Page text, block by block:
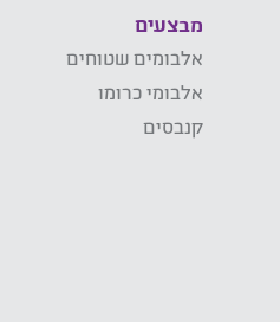
מבצעים
אלבומים שטוחים
אלבומי כרומו
קנבסים